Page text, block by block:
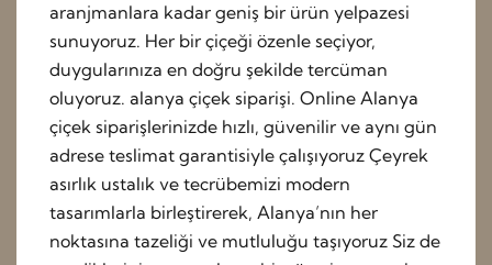
aranjmanlara kadar geniş bir ürün yelpazesi
sunuyoruz. Her bir çiçeği özenle seçiyor,
duygularınıza en doğru şekilde tercüman
oluyoruz. alanya çiçek siparişi. Online Alanya
çiçek siparişlerinizde hızlı, güvenilir ve aynı gün
adrese teslimat garantisiyle çalışıyoruz Çeyrek
asırlık ustalık ve tecrübemizi modern
tasarımlarla birleştirerek, Alanya’nın her
noktasına tazeliği ve mutluluğu taşıyoruz Siz de